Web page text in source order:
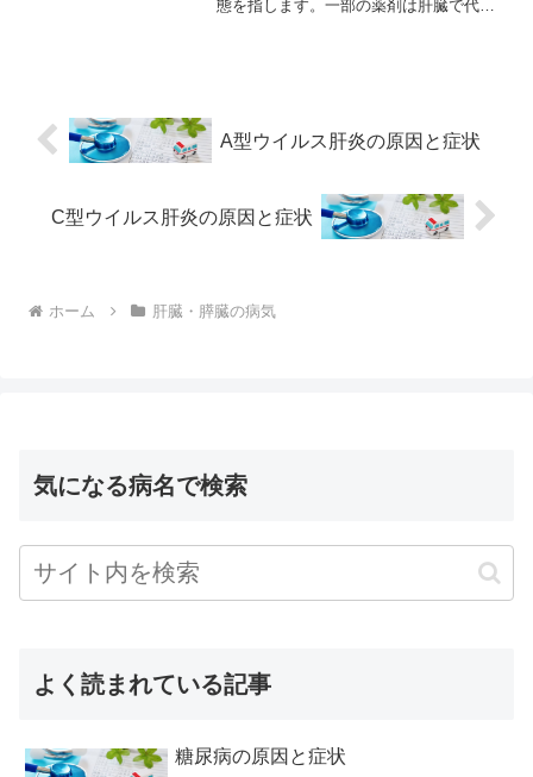
態を指します。一部の薬剤は肝臓で代謝
A型ウイルス肝炎の原因と症状
C型ウイルス肝炎の原因と症状
ホーム 肝臓・膵臓の病気
気になる病名で検索
よく読まれている記事
糖尿病の原因と症状